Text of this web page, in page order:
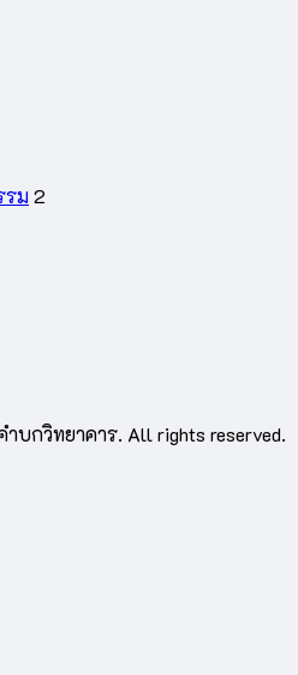
รม 2
บกวิทยาคาร. All rights reserved.